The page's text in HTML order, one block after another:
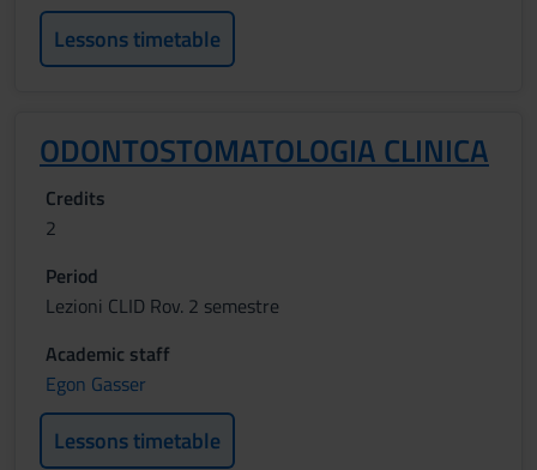
Lessons timetable
ODONTOSTOMATOLOGIA CLINICA
Credits
2
Period
Lezioni CLID Rov. 2 semestre
Academic staff
Egon Gasser
Lessons timetable